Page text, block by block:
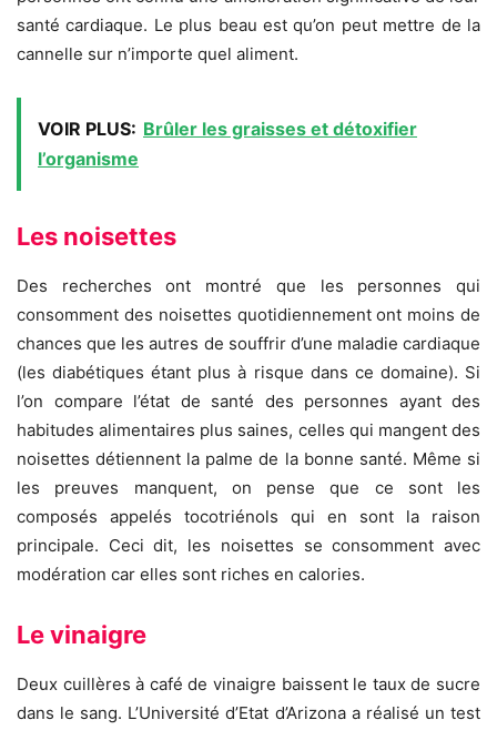
santé cardiaque. Le plus beau est qu’on peut mettre de la
cannelle sur n’importe quel aliment.
VOIR PLUS: Brûler les graisses et détoxifier
l’organisme
Les noisettes
Des recherches ont montré que les personnes qui
consomment des noisettes quotidiennement ont moins de
chances que les autres de souffrir d’une maladie cardiaque
(les diabétiques étant plus à risque dans ce domaine). Si
l’on compare l’état de santé des personnes ayant des
habitudes alimentaires plus saines, celles qui mangent des
noisettes détiennent la palme de la bonne santé. Même si
les preuves manquent, on pense que ce sont les
composés appelés tocotriénols qui en sont la raison
principale. Ceci dit, les noisettes se consomment avec
modération car elles sont riches en calories.
Le vinaigre
Deux cuillères à café de vinaigre baissent le taux de sucre
dans le sang. L’Université d’Etat d’Arizona a réalisé un test